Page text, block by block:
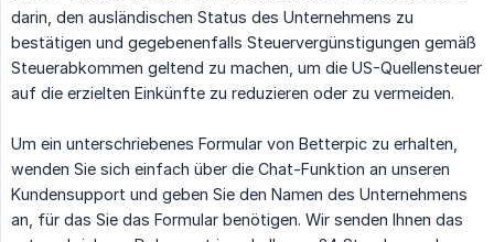
darin, den ausländischen Status des Unternehmens zu
bestätigen und gegebenenfalls Steuervergünstigungen gemäß
Steuerabkommen geltend zu machen, um die US-Quellensteuer
auf die erzielten Einkünfte zu reduzieren oder zu vermeiden.
Um ein unterschriebenes Formular von Betterpic zu erhalten,
wenden Sie sich einfach über die Chat-Funktion an unseren
Kundensupport und geben Sie den Namen des Unternehmens
an, für das Sie das Formular benötigen. Wir senden Ihnen das